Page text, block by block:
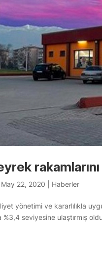
rakamlarını
May 22, 2020 Haberler
yönetimi ve kararlılıkla
%3,4 seviyesine ulaştırmış